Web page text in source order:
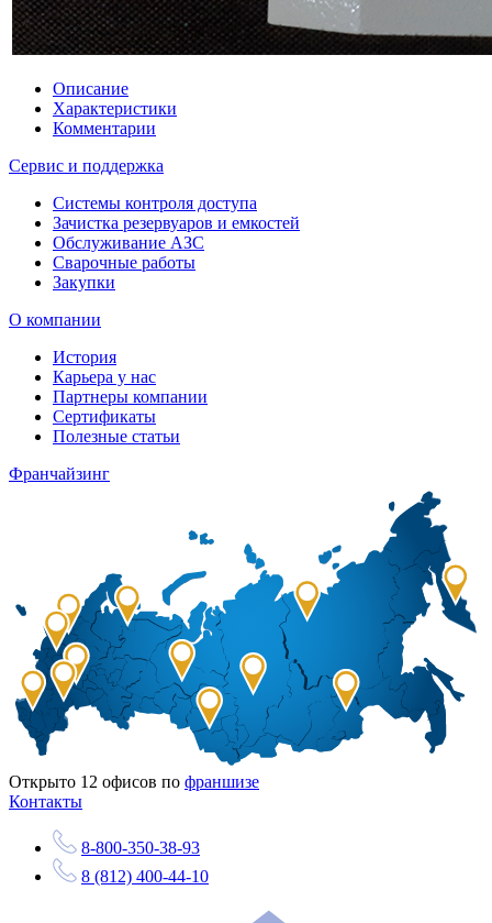
Описание
Характеристики
Комментарии
Сервис и поддержка
Системы контроля доступа
Зачистка резервуаров и емкостей
Обслуживание АЗС
Сварочные работы
Закупки
О компании
История
Карьера у нас
Партнеры компании
Сертификаты
Полезные статьи
Франчайзинг
Открыто 12 офисов по франшизе
Контакты
8-800-350-38-93
8 (812) 400-44-10